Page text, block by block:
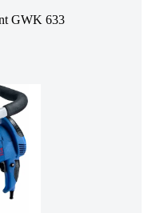
GWK 633